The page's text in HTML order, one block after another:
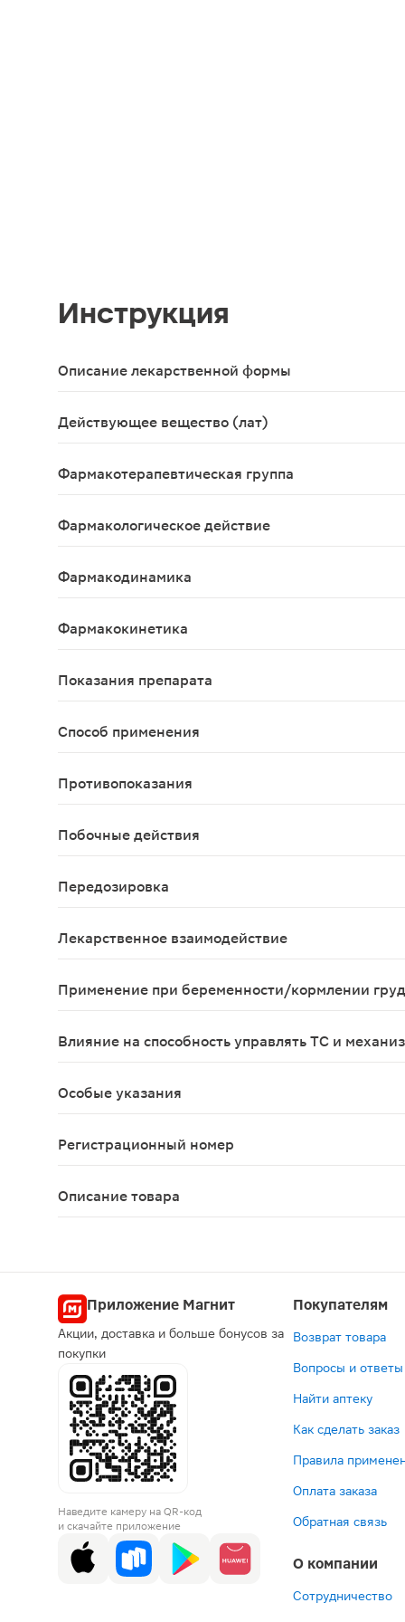
Инструкция
Описание лекарственной формы
Пастилки плоские, круглые, со скошенным
Действующее вещество (лат)
Фармакотерапевтическая группа
Фармакологическое действие
Фармакодинамика
Фармакокинетика
Показания препарата
Профилактика и лечение инфекционно-
Способ применения
Противопоказания
Детский возраст до 5 лет; дефицит сахаразы/
Побочные действия
Возможно: аллергические реакции (у
Передозировка
Лекарственное взаимодействие
Применение при беременности/кормлении
Влияние на способность управлять ТС и
Особые указания
Регистрационный номер
Описание товара
Приложение Магнит
Акции, доставка и больше бонусов за
покупки
Наведите камеру на QR-код
и скачайте приложение
Покупателям
Возврат товара
Вопросы и ответы
Найти аптеку
Как сделать заказ
Правила
Оплата заказа
Обратная связь
О компании
Сотрудничество